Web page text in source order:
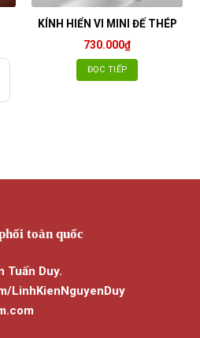
KÍNH HIỂN VI MINI ĐẾ THÉP
730.000₫
ĐỌC TIẾP
toàn quốc
Tuấn Duy.
LinhKienNguyenDuy